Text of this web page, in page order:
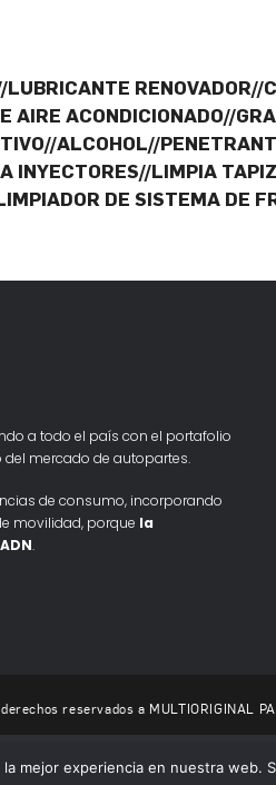
AIRE ACONDICIONADO//
ALCOHOL//
INYECTORES//LIMPIA
DE SISTEMA DE
a todo el país con el portafolio
mercado de autopartes.
de consumo, incorporando
movilidad, porque la
.
reservados a MULTIORIGINAL
mejor experiencia en nuestra